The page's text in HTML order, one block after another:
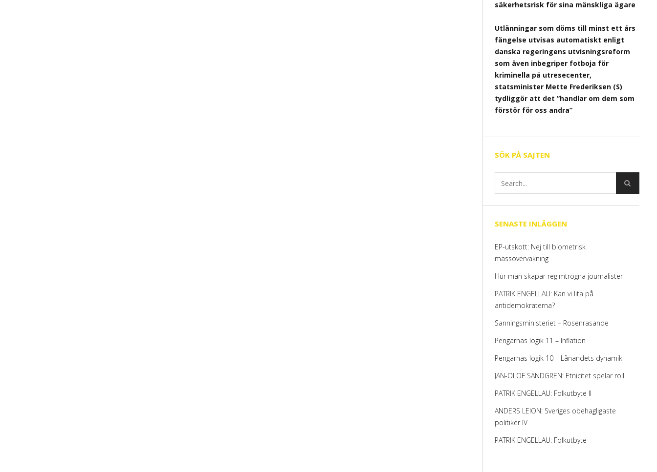
säkerhetsrisk för sina mänskliga ägare
Utlänningar som döms till minst ett års
fängelse utvisas automatiskt enligt
danska regeringens utvisningsreform
som även inbegriper fotboja för
kriminella på utresecenter,
statsminister Mette Frederiksen (S)
tydliggör att det ”handlar om dem som
förstör för oss andra”
SÖK PÅ SAJTEN
SENASTE INLÄGGEN
EP-utskott: Nej till biometrisk
massövervakning
Hur man skapar regimtrogna journalister
PATRIK ENGELLAU: Kan vi lita på
antidemokraterna?
Sanningsministeriet – Rosenrasande
Pengarnas logik 11 – Inflation
Pengarnas logik 10 – Lånandets dynamik
JAN-OLOF SANDGREN: Etnicitet spelar roll
PATRIK ENGELLAU: Folkutbyte II
ANDERS LEION: Sveriges obehagligaste
politiker IV
PATRIK ENGELLAU: Folkutbyte